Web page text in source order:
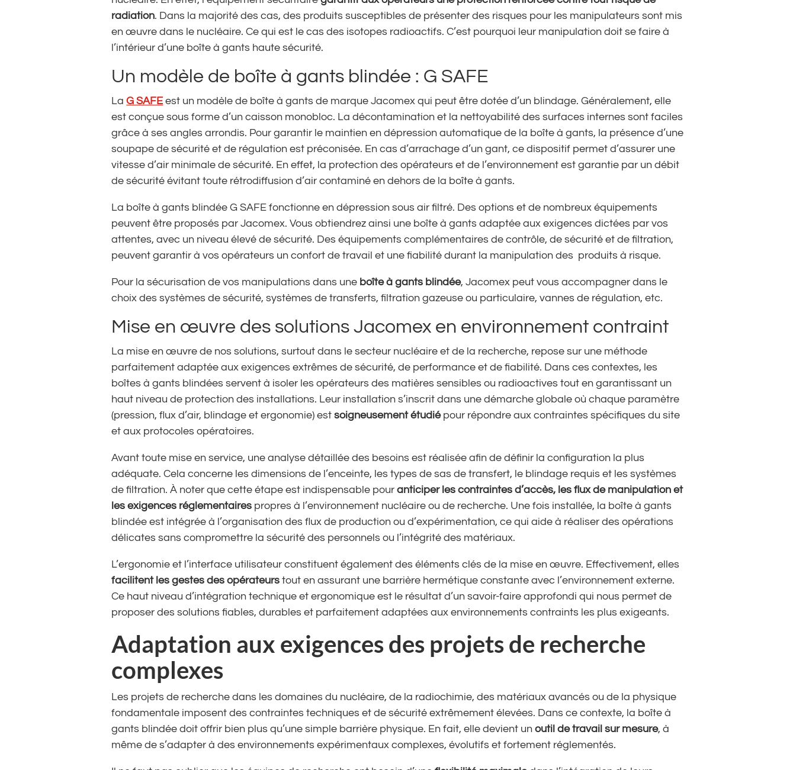
radiation. Dans la majorité des cas, des produits susceptibles de présenter des risques pour les manipulateurs sont mis
en œuvre dans le nucléaire. Ce qui est le cas des isotopes radioactifs. C’est pourquoi leur manipulation doit se faire à
l’intérieur d’une boîte à gants haute sécurité.
Un modèle de boîte à gants blindée : G SAFE
LaG SAFE est un modèle de boîte à gants de marque Jacomex qui peut être dotée d’un blindage. Généralement, elle
est conçue sous forme d’un caisson monobloc. La décontamination et la nettoyabilité des surfaces internes sont faciles
grâce à ses angles arrondis. Pour garantir le maintien en dépression automatique de la boîte à gants, la présence d’une
soupape de sécurité et de régulation est préconisée. En cas d’arrachage d’un gant, ce dispositif permet d’assurer une
vitesse d’air minimale de sécurité. En effet, la protection des opérateurs et de l’environnement est garantie par un débit
de sécurité évitant toute rétrodiffusion d’air contaminé en dehors de la boîte à gants.
La boîte à gants blindée G SAFE fonctionne en dépression sous air filtré. Des options et de nombreux équipements
peuvent être proposés par Jacomex. Vous obtiendrez ainsi une boîte à gants adaptée aux exigences dictées par vos
attentes, avec un niveau élevé de sécurité. Des équipements complémentaires de contrôle, de sécurité et de filtration,
peuvent garantir à vos opérateurs un confort de travail et une fiabilité durant la manipulation des produits à risque.
Pour la sécurisation de vos manipulations dans une boîte à gants blindée, Jacomex peut vous accompagner dans le
choix des systèmes de sécurité, systèmes de transferts, filtration gazeuse ou particulaire, vannes de régulation, etc.
Mise en œuvre des solutions Jacomex en environnement contraint
La mise en œuvre de nos solutions, surtout dans le secteur nucléaire et de la recherche, repose sur une méthode
parfaitement adaptée aux exigences extrêmes de sécurité, de performance et de fiabilité. Dans ces contextes, les
boîtes à gants blindées servent à isoler les opérateurs des matières sensibles ou radioactives tout en garantissant un
haut niveau de protection des installations. Leur installation s’inscrit dans une démarche globale où chaque paramètre
(pression, flux d’air, blindage et ergonomie) estsoigneusement étudiépour répondre aux contraintes spécifiques du site
et aux protocoles opératoires.
Avant toute mise en service, une analyse détaillée des besoins est réalisée afin de définir la configuration la plus
adéquate. Cela concerne les dimensions de l’enceinte, les types de sas de transfert, le blindage requis et les systèmes
de filtration. À noter que cette étape est indispensable pouranticiper les contraintes d’accès, les flux de manipulation et
les exigences réglementaires propres à l’environnement nucléaire ou de recherche. Une fois installée, la boîte à gants
blindée est intégrée à l’organisation des flux de production ou d’expérimentation, ce qui aide à réaliser des opérations
délicates sans compromettre la sécurité des personnels ou l’intégrité des matériaux.
L’ergonomie et l’interface utilisateur constituent également des éléments clés de la mise en œuvre. Effectivement, elles
facilitent les gestes des opérateurs tout en assurant une barrière hermétique constante avec l’environnement externe.
Ce haut niveau d’intégration technique et ergonomique est le résultat d’un savoir-faire approfondi qui nous permet de
proposer des solutions fiables, durables et parfaitement adaptées aux environnements contraints les plus exigeants.
Adaptation aux exigences des projets de recherche
complexes
Les projets de recherche dans les domaines du nucléaire, de la radiochimie, des matériaux avancés ou de la physique
fondamentale imposent des contraintes techniques et de sécurité extrêmement élevées. Dans ce contexte, la boîte à
gants blindée doit offrir bien plus qu’une simple barrière physique. En fait, elle devient unoutil de travail sur mesure, à
même de s’adapter à des environnements expérimentaux complexes, évolutifs et fortement réglementés.